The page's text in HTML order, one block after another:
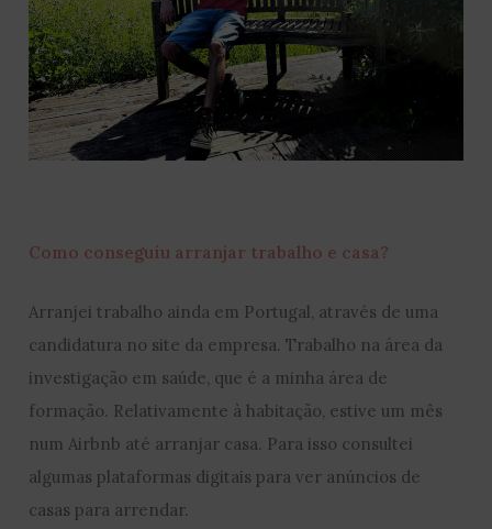
Como conseguiu arranjar trabalho e casa?
Arranjei trabalho ainda em Portugal, através de uma
candidatura no site da empresa. Trabalho na área da
investigação em saúde, que é a minha área de
formação. Relativamente à habitação, estive um mês
num Airbnb até arranjar casa. Para isso consultei
algumas plataformas digitais para ver anúncios de
casas para arrendar.